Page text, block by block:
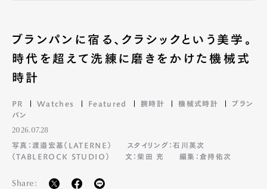
ブランパンに宿る、クラシックという美学。
時代を超えて洗練に磨きをかけた機械式
時計
PR Watches Featured 腕時計 機械式時計
ブラン
パン
2026.07.28
写真：渡邉宏基（LATERNE）
スタイリング：石川英次
（TABLEROCK STUDIO）
文：柴田 充 編集：倉持佑次
Share: